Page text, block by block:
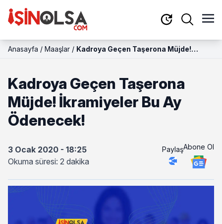
Anasayfa / Maaşlar / Kadroya Geçen Taşerona Müjde!
Kadroya Geçen Taşerona
Müjde! İkramiyeler Bu Ay
Ödenecek!
3 Ocak 2020 - 18:25
Okuma süresi: 2 dakika
PaylaşAbone Ol